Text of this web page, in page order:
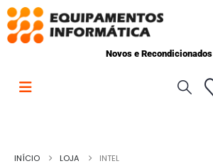
Novos e Recondicionados
INÍCIO LOJA INTEL